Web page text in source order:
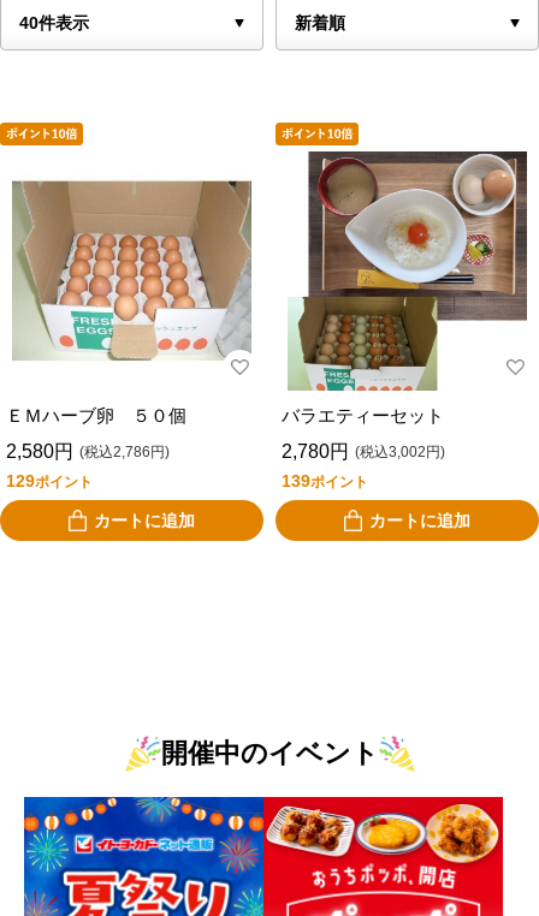
ＥＭハーブ卵 ５０個
2,580円 (税込2,786円)
129ポイント
カートに追加
バラエティーセット
2,780円 (税込3,002円)
139ポイント
カートに追加
開催中のイベント